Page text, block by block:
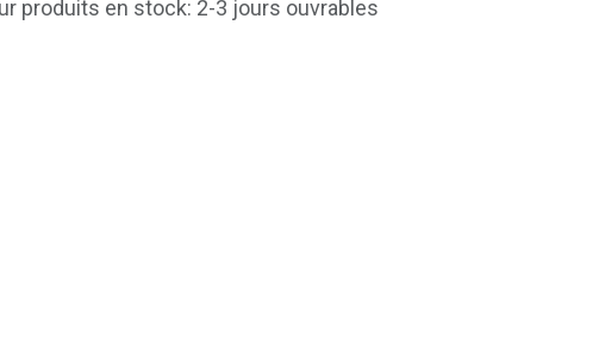
produits en stock: 2-3 jours ouvrables